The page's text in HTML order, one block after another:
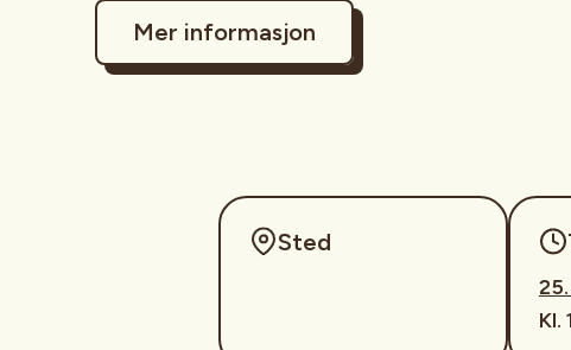
Mer informasjon
Sted
Kl.